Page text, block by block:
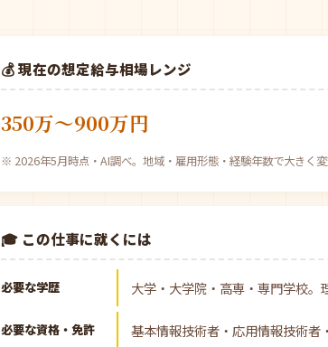
💰 現在の想定給与相場レンジ
350万〜900万円
※ 2026年5月時点・AI調べ。地域・雇用形態・経験年数で大きく変
🎓 この仕事に就くには
必要な学歴 大学・大学院・高専・専門学校
必要な資格・免許 基本情報技術者・応用情報技術者